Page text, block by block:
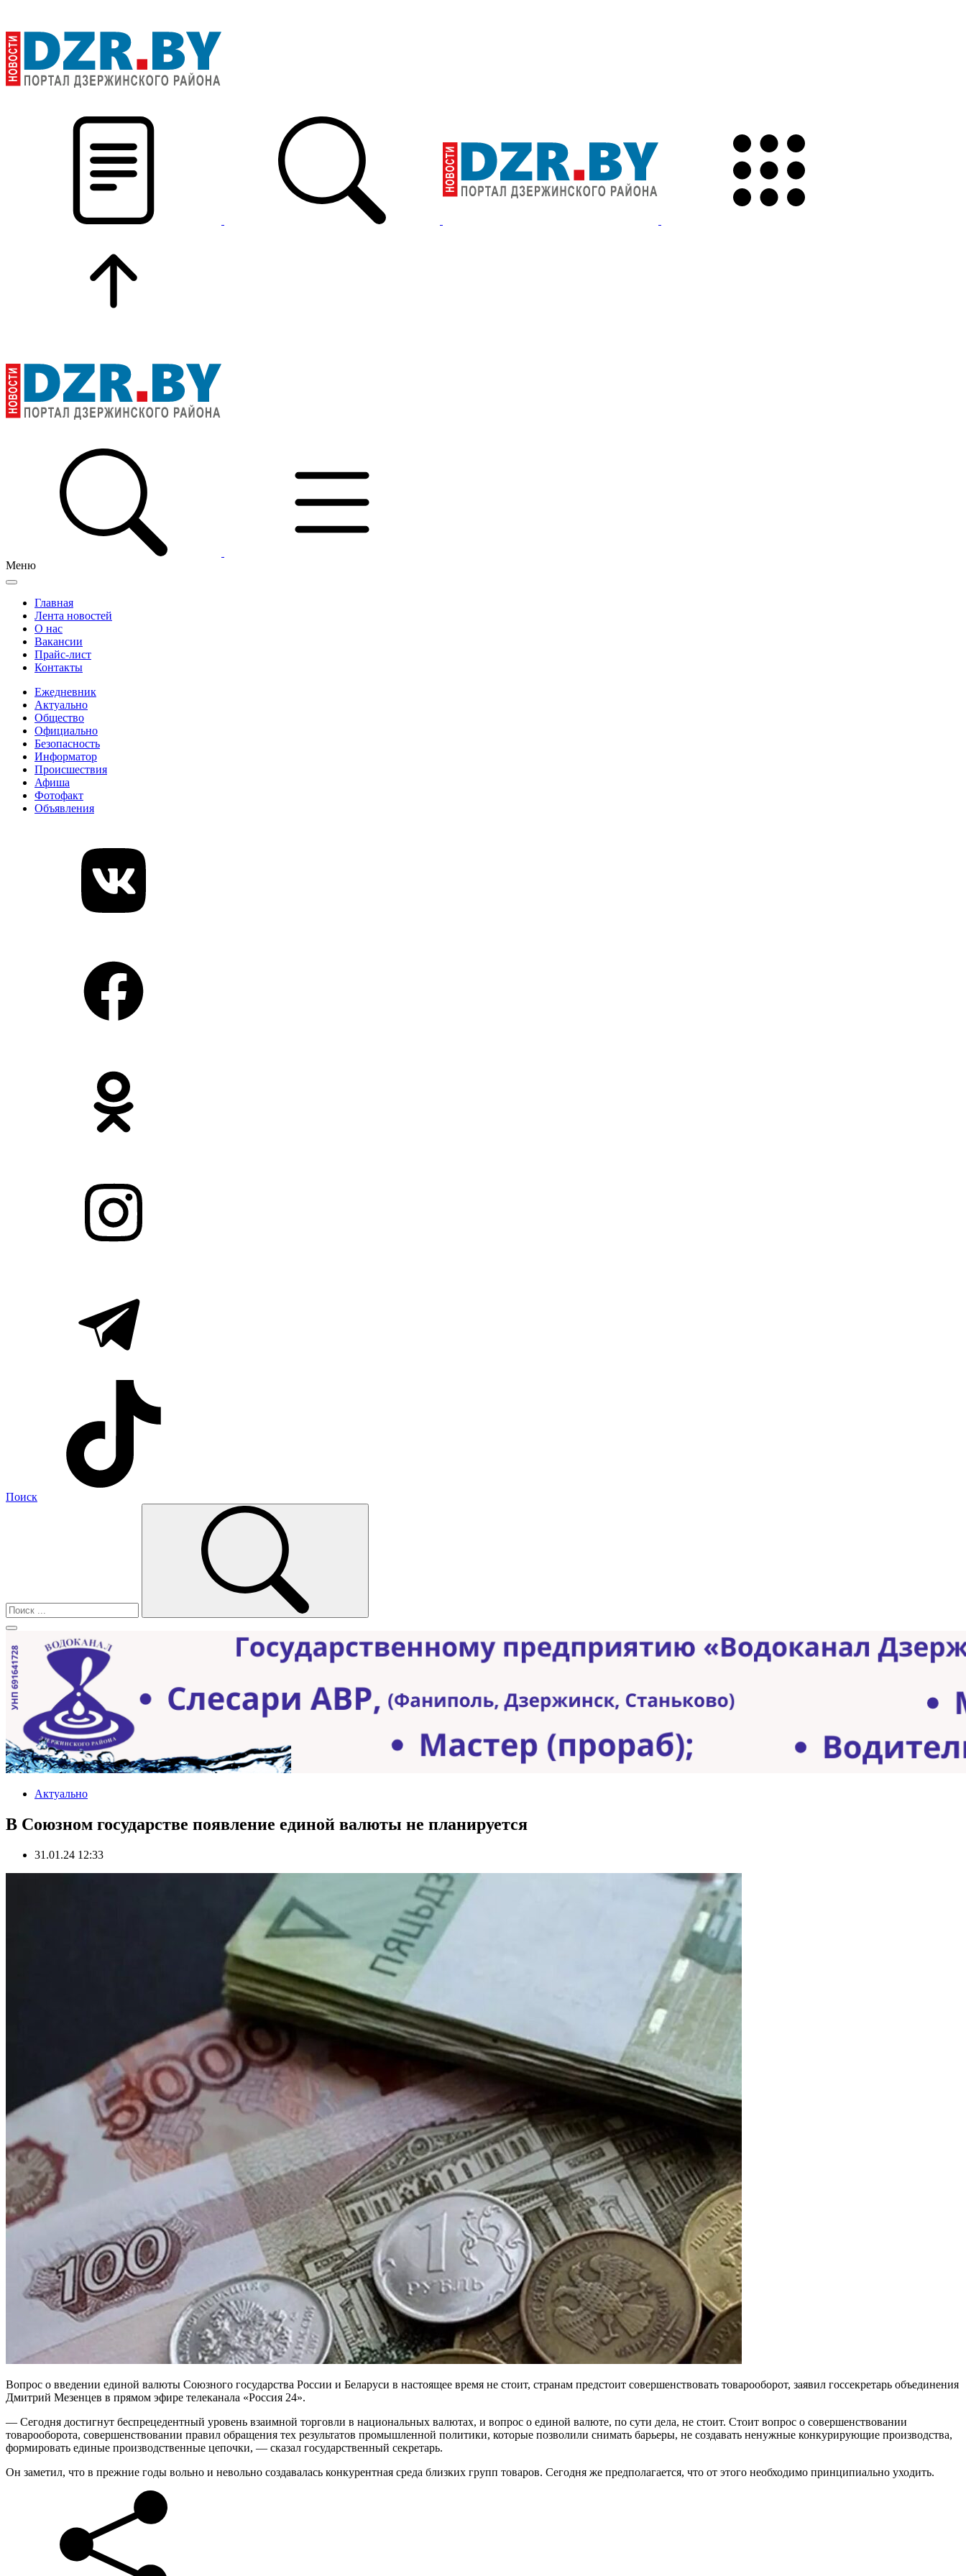
Меню
Главная
Лента новостей
О нас
Вакансии
Прайс-лист
Контакты
Ежедневник
Актуально
Общество
Официально
Безопасность
Информатор
Происшествия
Афиша
Фотофакт
Объявления
Поиск
Актуально
В Союзном государстве появление единой валюты не планируется
31.01.24 12:33
Вопрос о введении единой валюты Союзного государства России и Беларуси в настоящее время не стоит, странам предстоит совершенствовать товарооборот, заявил госсекретарь объединения
Дмитрий Мезенцев в прямом эфире телеканала «Россия 24».
— Сегодня достигнут беспрецедентный уровень взаимной торговли в национальных валютах, и вопрос о единой валюте, по сути дела, не стоит. Стоит вопрос о совершенствовании
товарооборота, совершенствовании правил обращения тех результатов промышленной политики, которые позволили снимать барьеры, не создавать ненужные конкурирующие производства,
формировать единые производственные цепочки, — сказал государственный секретарь.
Он заметил, что в прежние годы вольно и невольно создавалась конкурентная среда близких групп товаров. Сегодня же предполагается, что от этого необходимо принципиально уходить.